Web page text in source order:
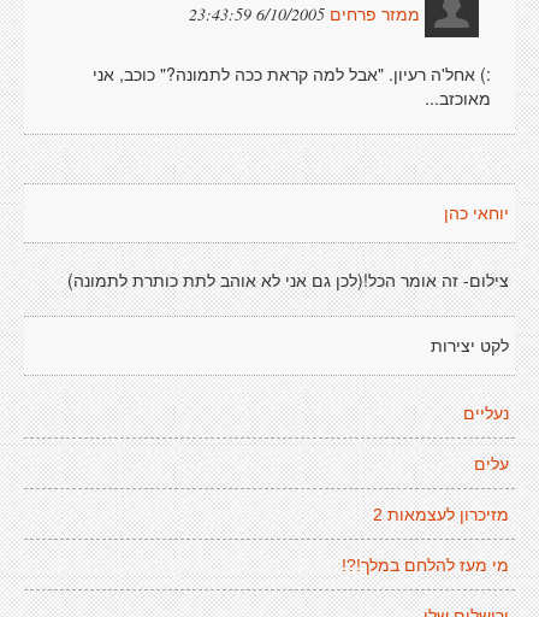
ממזר פרחים 6/10/2005 23:43:59
:) אחל'ה רעיון. "אבל למה קראת ככה לתמונה?" כוכב, אני
מאוכזב...
יוחאי כהן
צילום- זה אומר הכל!(לכן גם אני לא אוהב לתת כותרת לתמונה)
לקט יצירות
נעליים
עלים
מזיכרון לעצמאות 2
מי מעז להלחם במלך!?!